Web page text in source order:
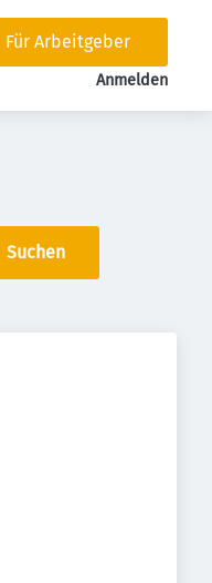
Für Arbeitgeber
Anmelden
Suchen